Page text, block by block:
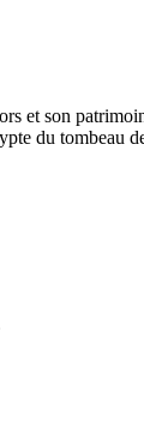
et son
du tombeau